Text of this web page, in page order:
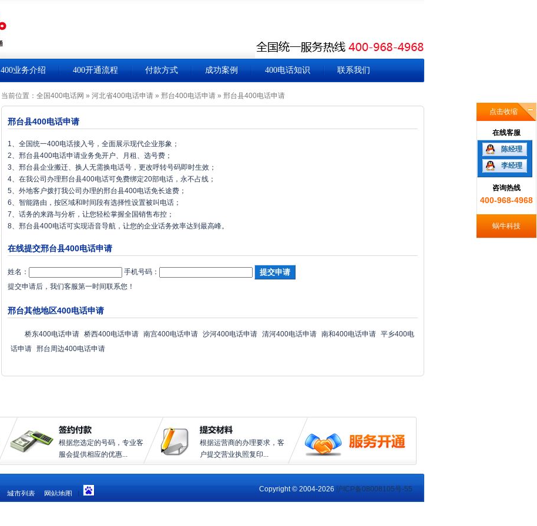
400业务介绍 400开通流程 付款方式 成功案例 400电话知识 联系我们
当前位置： 全国400电话网 » 河北省400电话申请 » 邢台400电话申请 » 邢台县400电话申请
邢台县400电话申请
1、全国统一400电话接入号，全面展示现代企业形象；
2、邢台县400电话申请业务免开户、月租、选号费；
3、邢台县企业搬迁、换人无需换电话号，更改呼转号码即时生效；
4、在我公司办理邢台县400电话可免费绑定20部电话，永不占线；
5、外地客户拨打我公司办理的邢台县400电话免长途费；
6、智能路由，按区域和时间段有选择性设置被叫电话；
7、话务的来路与分析，让您轻松掌握全国销售布控；
8、邢台县400电话可实现语音导航，让您的企业话务效率达到最高峰。
在线提交邢台县400电话申请
姓名：
手机号码：
提交申请后，我们客服第一时间联系您！
邢台其他地区400电话申请
桥东400电话申请 桥西400电话申请 南宫400电话申请 沙河400电话申请 清河400电话申请 南和400电话申请 平乡400电
话申请 邢台周边400电话申请
根据您选定的号码，专业客
服会提供相应的优惠...
根据运营商的办理要求，客
户提交营业执照复印...
城市列表 网站地图
点击收缩
在线客服
陈经理
李经理
咨询热线
400-968-4968
蜗牛科技
Copyright © 2004-2026 沪ICP备08008105号-55